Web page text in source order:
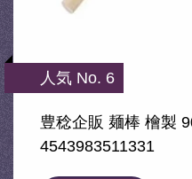
人気 No. 6
豊稔企販 麺棒 檜製
4543983511331